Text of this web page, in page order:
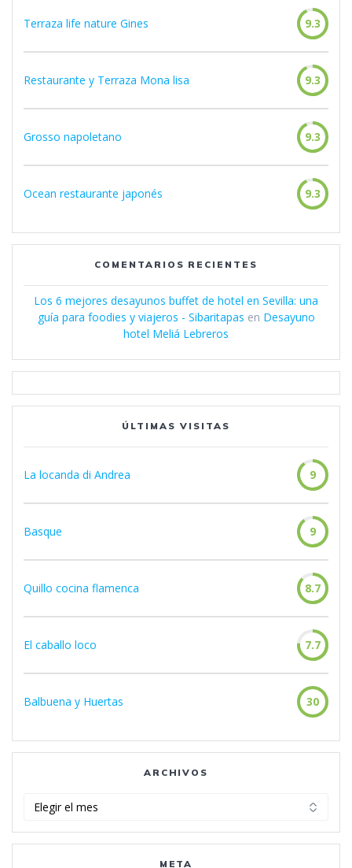
Terraza life nature Gines 9.3
Restaurante y Terraza Mona lisa 9.3
Grosso napoletano 9.3
Ocean restaurante japonés 9.3
COMENTARIOS RECIENTES
Los 6 mejores desayunos buffet de hotel en Sevilla: una
guía para foodies y viajeros - Sibaritapas en Desayuno
hotel Meliá Lebreros
ÚLTIMAS VISITAS
La locanda di Andrea 9
Basque 9
Quillo cocina flamenca 8.7
El caballo loco 7.7
Balbuena y Huertas 30
ARCHIVOS
META